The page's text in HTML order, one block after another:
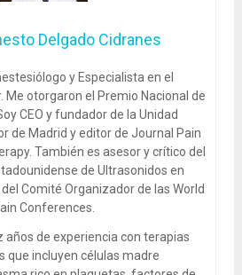
Delgado Cidranes
y Especialista en el
Me otorgaron el Premio Nacional de
CEO y fundador de la Unidad
de Madrid y editor de Journal Pain
También es asesor y crítico del
de Ultrasonidos en
Comité Organizador de las World
Conferences.
años de experiencia con terapias
que incluyen células madre